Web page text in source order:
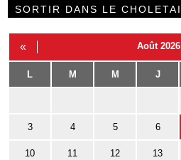
SORTIR DANS LE
« Août 2026
L M M J
3 4 5 6
10 11 12 13